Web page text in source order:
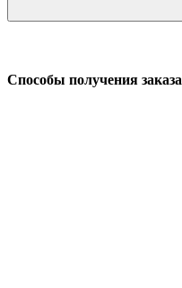
Способы получения заказа